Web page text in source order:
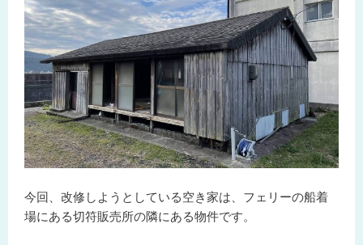
今回、改修しようとしている空き家は、フェリーの船着
場にある切符販売所の隣にある物件です。